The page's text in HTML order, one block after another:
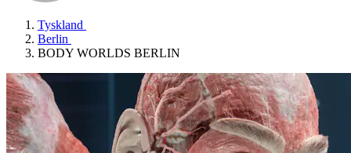
Tyskland
Berlin
BODY WORLDS BERLIN